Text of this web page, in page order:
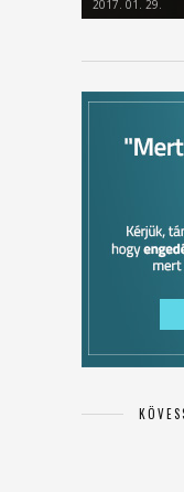
2017. 01. 29.